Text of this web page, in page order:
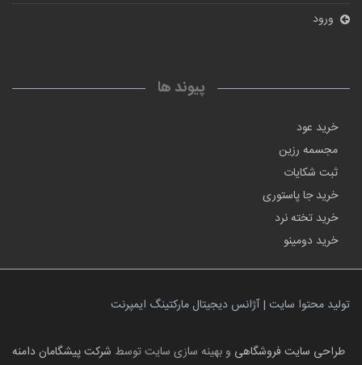
ورود
پیوند ها
خرید عود
مجسمه رزین
ثبت شکایات
خرید جا پاستوری
خرید تخته نرد
خرید دومینو
تولید محتوا سایت | آژانس دیجیتال مارکتینگ ایمپرنت
طراحی سایت فروشگاهی و بهینه سازی سایت توسط شرکت پیشگامان دامنه